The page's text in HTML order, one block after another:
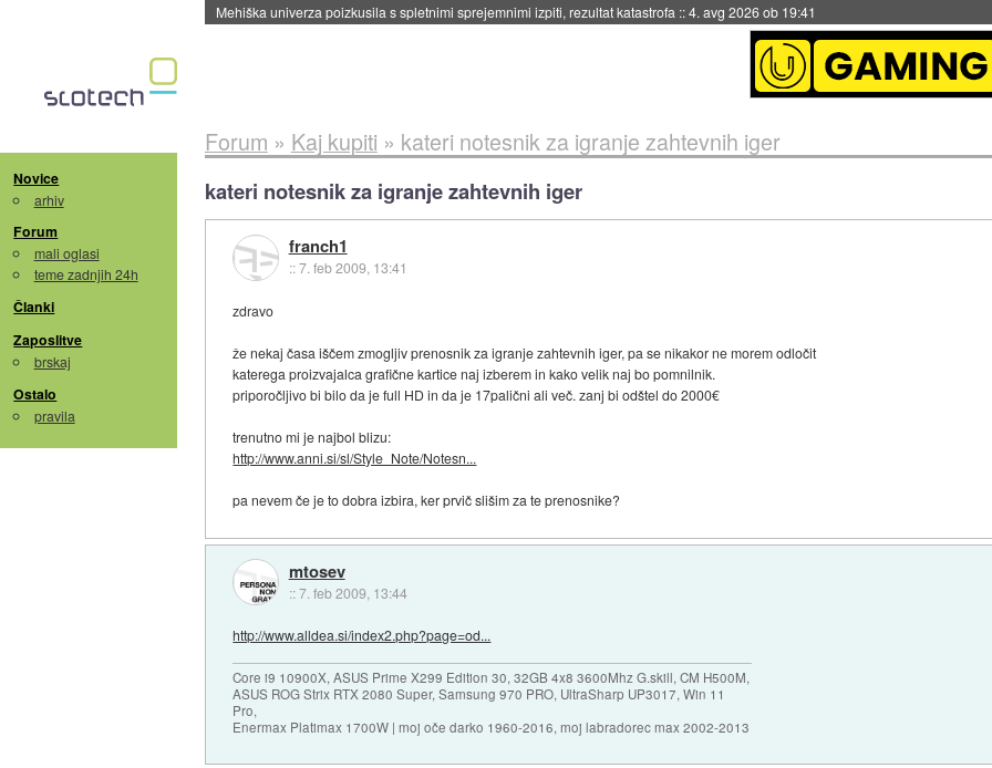
Evropska vesoljska agencija razvija svojo raketo za večkratno uporabo::4. avg 2026 ob 19:41
Novice
arhiv
Forum
mali oglasi
teme zadnjih 24h
Članki
Zaposlitve
brskaj
Ostalo
pravila
Forum » Kaj kupiti » kateri notesnik za igranje zahtevnih iger
kateri notesnik za igranje zahtevnih iger
franch1
::7. feb 2009, 13:41
zdravo
že nekaj časa iščem zmogljiv prenosnik za igranje zahtevnih iger, pa se nikakor ne morem odločit
katerega proizvajalca grafične kartice naj izberem in kako velik naj bo pomnilnik.
priporočljivo bi bilo da je full HD in da je 17palični ali več. zanj bi odštel do 2000€
trenutno mi je najbol blizu:
http://www.anni.si/sl/Style_Note/Notesn...
pa nevem če je to dobra izbira, ker prvič slišim za te prenosnike?
mtosev
::7. feb 2009, 13:44
http://www.alldea.si/index2.php?page=od...
Core i9 10900X, ASUS Prime X299 Edition 30, 32GB 4x8 3600Mhz G.skill, CM H500M,
ASUS ROG Strix RTX 2080 Super, Samsung 970 PRO, UltraSharp UP3017, Win 11
Pro,
Enermax Platimax 1700W | moj oče darko 1960-2016, moj labradorec max 2002-2013